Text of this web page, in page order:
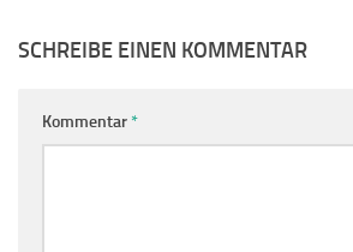
SCHREIBE EINEN KOMMENTAR
Kommentar*